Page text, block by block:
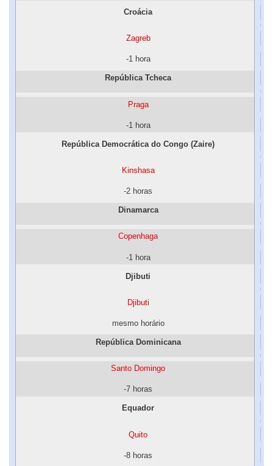
Croácia
Zagreb
-1 hora
República Tcheca
Praga
-1 hora
República Democrática do Congo (Zaire)
Kinshasa
-2 horas
Dinamarca
Copenhaga
-1 hora
Djibuti
Djibuti
mesmo horário
República Dominicana
Santo Domingo
-7 horas
Equador
Quito
-8 horas